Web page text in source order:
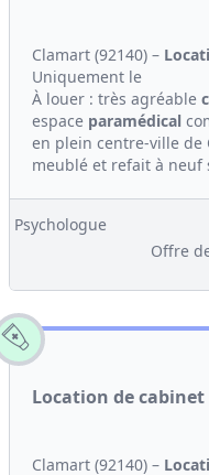
Clamart (92140) –
Uniquement le
À louer : très agréable
espace paramédical
en plein centre-ville de
meublé et refait à neuf
Psychologue
Offre
Location de
Clamart (92140) –